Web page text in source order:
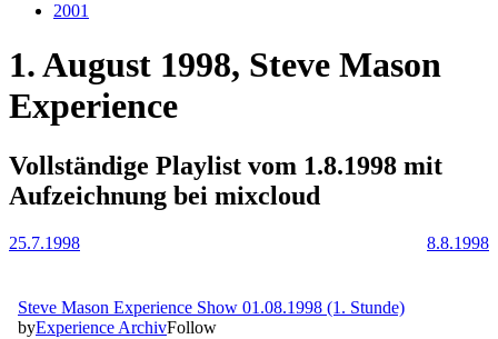
2001
1. August 1998, Steve Mason
Experience
Vollständige Playlist vom 1.8.1998 mit
Aufzeichnung bei mixcloud
25.7.1998 8.8.1998